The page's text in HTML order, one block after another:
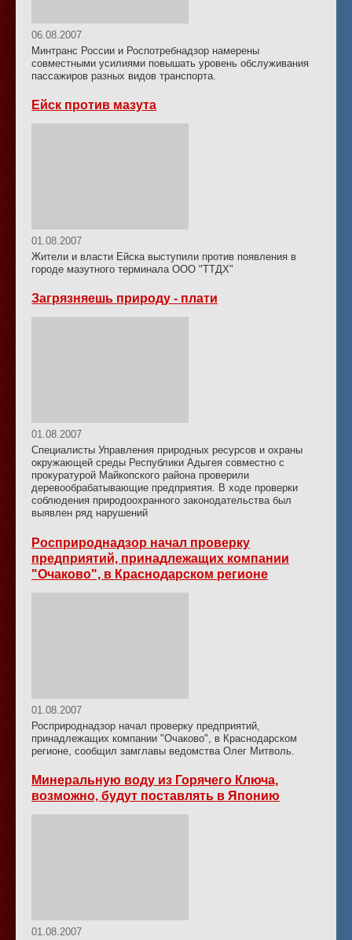
06.08.2007
Минтранс России и Роспотребнадзор намерены
совместными усилиями повышать уровень обслуживания
пассажиров разных видов транспорта.
Ейск против мазута
01.08.2007
Жители и власти Ейска выступили против появления в
городе мазутного терминала ООО "ТТДХ"
Загрязняешь природу - плати
01.08.2007
Специалисты Управления природных ресурсов и охраны
окружающей среды Республики Адыгея совместно с
прокуратурой Майкопского района проверили
деревообрабатывающие предприятия. В ходе проверки
соблюдения природоохранного законодательства был
выявлен ряд нарушений
Росприроднадзор начал проверку
предприятий, принадлежащих компании
"Очаково", в Краснодарском регионе
01.08.2007
Росприроднадзор начал проверку предприятий,
принадлежащих компании "Очаково", в Краснодарском
регионе, сообщил замглавы ведомства Олег Митволь.
Минеральную воду из Горячего Ключа,
возможно, будут поставлять в Японию
01.08.2007